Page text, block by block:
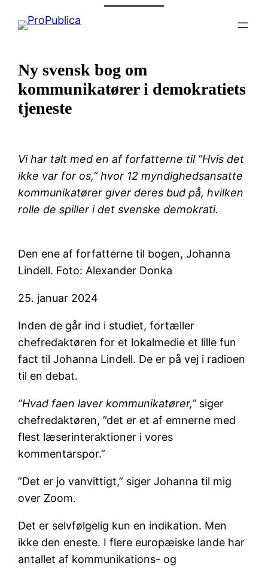
Ny svensk bog om
kommunikatører i demokratiets
tjeneste
Vi har talt med en af forfatterne til ”Hvis det
ikke var for os,” hvor 12 myndighedsansatte
kommunikatører giver deres bud på, hvilken
rolle de spiller i det svenske demokrati.
Den ene af forfatterne til bogen, Johanna
Lindell. Foto: Alexander Donka
25. januar 2024
Inden de går ind i studiet, fortæller
chefredaktøren for et lokalmedie et lille fun
fact til Johanna Lindell. De er på vej i radioen
til en debat.
”Hvad faen laver kommunikatører,”siger
chefredaktøren, ”det er et af emnerne med
flest læserinteraktioner i vores
kommentarspor.”
”Det er jo vanvittigt,” siger Johanna til mig
over Zoom.
Det er selvfølgelig kun en indikation. Men
ikke den eneste. I flere europæiske lande har
antallet af kommunikations- og